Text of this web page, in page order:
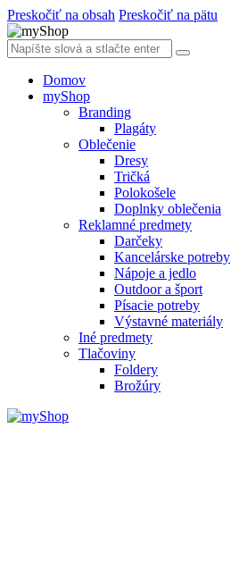
Preskočiť na obsah Preskočiť na pätu
Domov
myShop
Branding
Plagáty
Oblečenie
Dresy
Tričká
Polokošele
Doplnky oblečenia
Reklamné predmety
Darčeky
Kancelárske potreby
Nápoje a jedlo
Outdoor a šport
Písacie potreby
Výstavné materiály
Iné predmety
Tlačoviny
Foldery
Brožúry